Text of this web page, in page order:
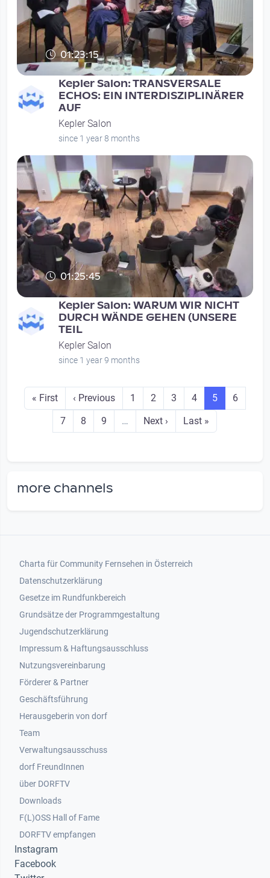
01:23:15
Kepler Salon: TRANSVERSALE
ECHOS: EIN INTERDISZIPLINÄRER
AUF
Kepler Salon
since 1 year 8 months
01:25:45
Kepler Salon: WARUM WIR NICHT
DURCH WÄNDE GEHEN (UNSERE
TEIL
Kepler Salon
since 1 year 9 months
Seitennummerierung
First page
« First Previous page
‹ Previous Seite
1 Seite
2 Seite
3 Seite
4 Seite
5 Seite
6
Seite
7 Seite
8 Seite
9 … Next page
Next › Last page
Last »
more channels
Footer 1
Charta für Community Fernsehen in Österreich
Datenschutzerklärung
Gesetze im Rundfunkbereich
Grundsätze der Programmgestaltung
Jugendschutzerklärung
Impressum & Haftungsausschluss
Nutzungsvereinbarung
Footer 2
Förderer & Partner
Geschäftsführung
Herausgeberin von dorf
Team
Verwaltungsausschuss
dorf FreundInnen
Footer 3
über DORFTV
Downloads
F(L)OSS Hall of Fame
Footer 4
DORFTV empfangen
Instagram
Facebook